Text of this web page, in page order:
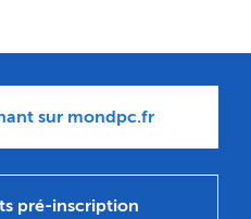
sur mondpc.fr
pré-inscription